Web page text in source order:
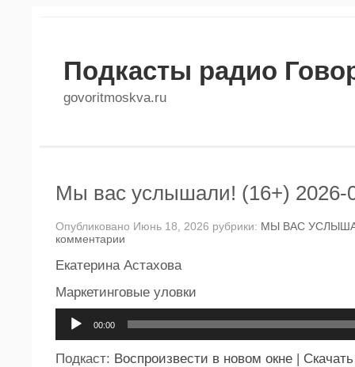
Подкасты радио
govoritmoskva.ru
Мы вас услышали! (16+) 2026-
Опубликовано Июнь 18, 2026 рубрики: МЫ ВАС
комментарии
Екатерина Астахова
Маркетинговые уловки
00:00
Подкаст: Воспроизвести в новом окне | Скачать